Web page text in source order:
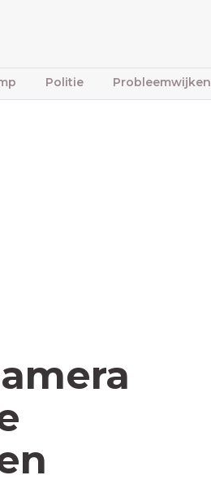
Politie Probleemwijken